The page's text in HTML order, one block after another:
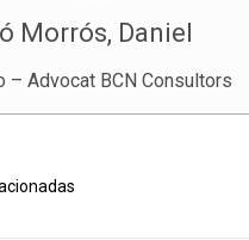
Morrós, Daniel
– Advocat BCN Consultors